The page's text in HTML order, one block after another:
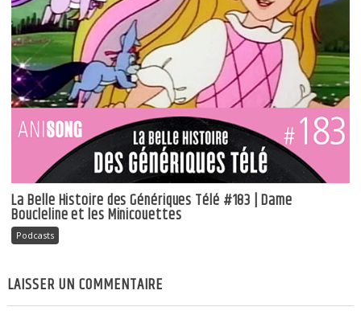
La Belle Histoire des Génériques Télé #183 | Dame
Boucleline et les Minicouettes
Podcasts
LAISSER UN COMMENTAIRE